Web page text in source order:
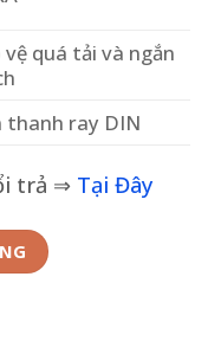
vệ quá tải và ngắn
thanh ray DIN
trả ⇒ Tại Đây
4P 4.5kA 50A 400V số